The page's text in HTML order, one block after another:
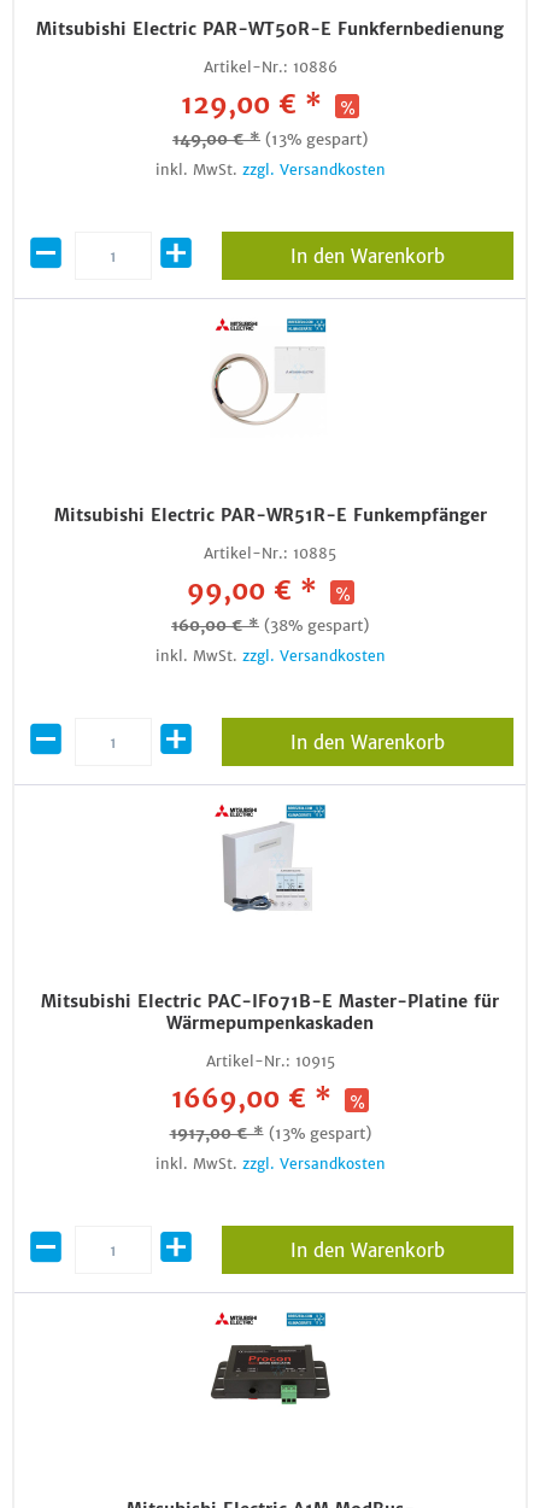
Mitsubishi Electric PAR-WT50R-E Funkfernbedienung
Artikel-Nr.: 10886
129,00 € *
149,00 € * (13% gespart)
inkl. MwSt. zzgl. Versandkosten
In den Warenkorb
Mitsubishi Electric PAR-WR51R-E Funkempfänger
Artikel-Nr.: 10885
99,00 € *
160,00 € * (38% gespart)
inkl. MwSt. zzgl. Versandkosten
In den Warenkorb
Mitsubishi Electric PAC-IF071B-E Master-Platine für
Wärmepumpenkaskaden
Artikel-Nr.: 10915
1669,00 € *
1917,00 € * (13% gespart)
inkl. MwSt. zzgl. Versandkosten
In den Warenkorb